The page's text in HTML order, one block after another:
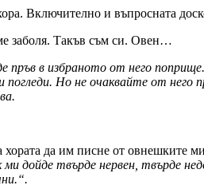
Включително и въпросната
заболя. Такъв съм си. Овен…
пръв в избраното от него
погледи. Но не очаквайте от него
да им писне от овнешките
ми дойде твърде нервен, твърде